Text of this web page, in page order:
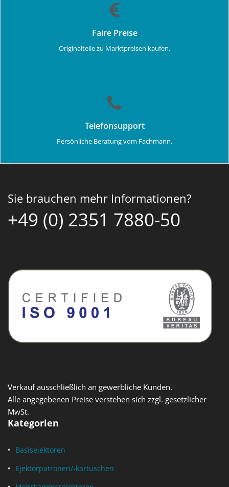
Faire Preise
Originalteile zu Marktpreisen kaufen.
Telefonsupport
Persönliche Beratung vom Fachmann.
Sie brauchen mehr Informationen?
+49 (0) 2351 7880-50
Verkauf ausschließlich an gewerbliche Kunden.
Alle angegebenen Preise verstehen sich zzgl. gesetzlicher
MwSt.
Kategorien
Basisejektoren
Ejektorpatronen/-kartuschen